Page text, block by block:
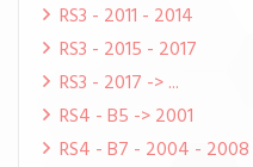
RS3 - 2011 - 2014
RS3 - 2015 - 2017
RS3 - 2017 -> ...
RS4 - B5 -> 2001
RS4 - B7 - 2004 - 2008